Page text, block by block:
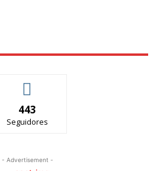
443
Seguidores
- Advertisement -